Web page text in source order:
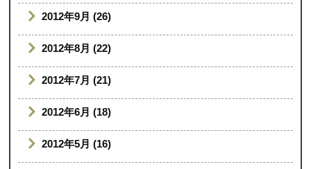
2012年9月 (26)
2012年8月 (22)
2012年7月 (21)
2012年6月 (18)
2012年5月 (16)